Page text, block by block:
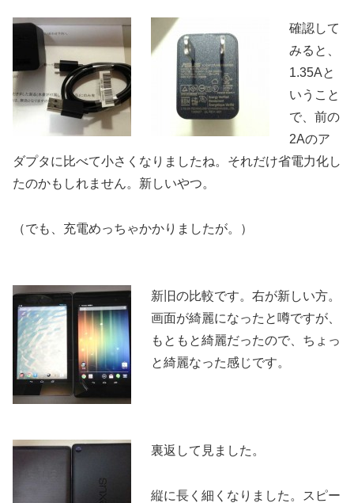
確認して
みると、
1.35Aと
いうこと
で、前の
2Aのア
ダプタに比べて小さくなりましたね。それだけ省電力化し
たのかもしれません。新しいやつ。
（でも、充電めっちゃかかりましたが。）
新旧の比較です。右が新しい方。
画面が綺麗になったと噂ですが、
もともと綺麗だったので、ちょっ
と綺麗なった感じです。
裏返して見ました。
縦に長く細くなりました。スピー